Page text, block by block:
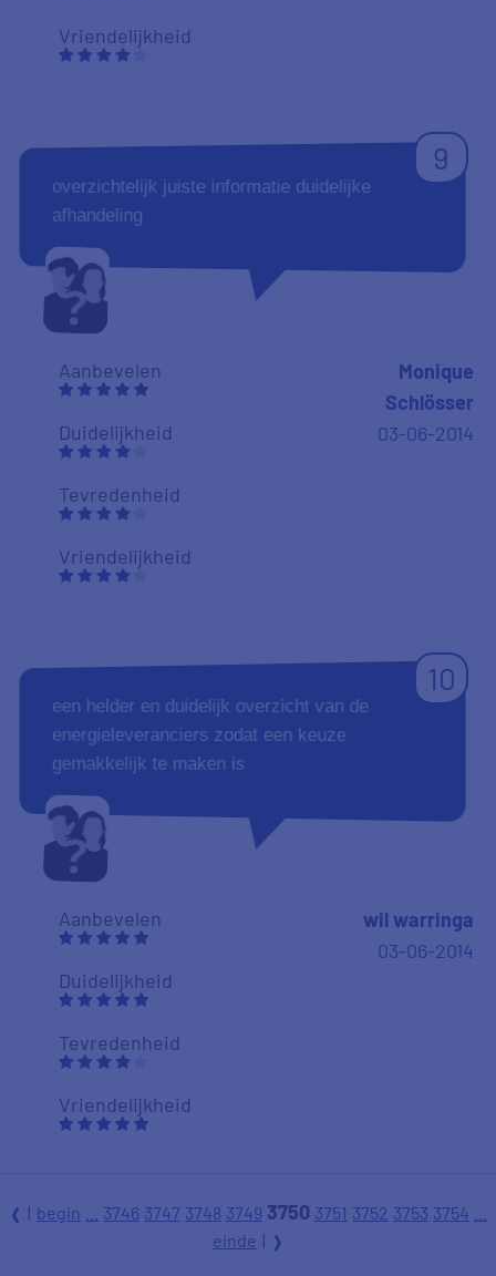
Vriendelijkheid
9
overzichtelijk juiste informatie duidelijke
afhandeling
Aanbevelen
Duidelijkheid
Tevredenheid
Vriendelijkheid
Monique
Schlösser
03-06-2014
10
een helder en duidelijk overzicht van de
energieleveranciers zodat een keuze
gemakkelijk te maken is
Aanbevelen
Duidelijkheid
Tevredenheid
Vriendelijkheid
wil warringa
03-06-2014
9
goed en overzichtelijk en makkelijk telefonisch
l | begin 3746 3747 3748 3749 3750 3751 3752 3753 3754
einde | r